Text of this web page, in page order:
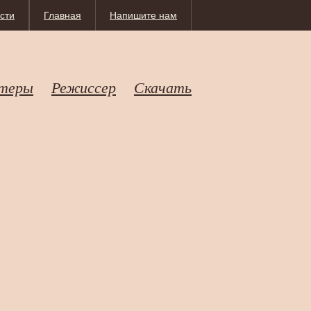
Напишите нам
Главная
Режиссер Скачать